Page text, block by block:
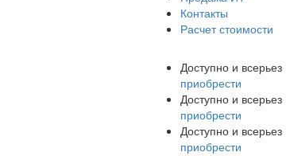
Контакты
Расчет стоимости
Доступно и всерьез
приобрести
Доступно и всерьез
приобрести
Доступно и всерьез
приобрести